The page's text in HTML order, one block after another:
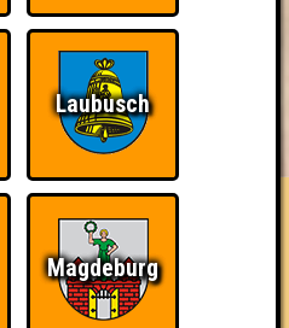
RESERVIERUNG
ÜBER UNS
Laubusch
Magdeburg